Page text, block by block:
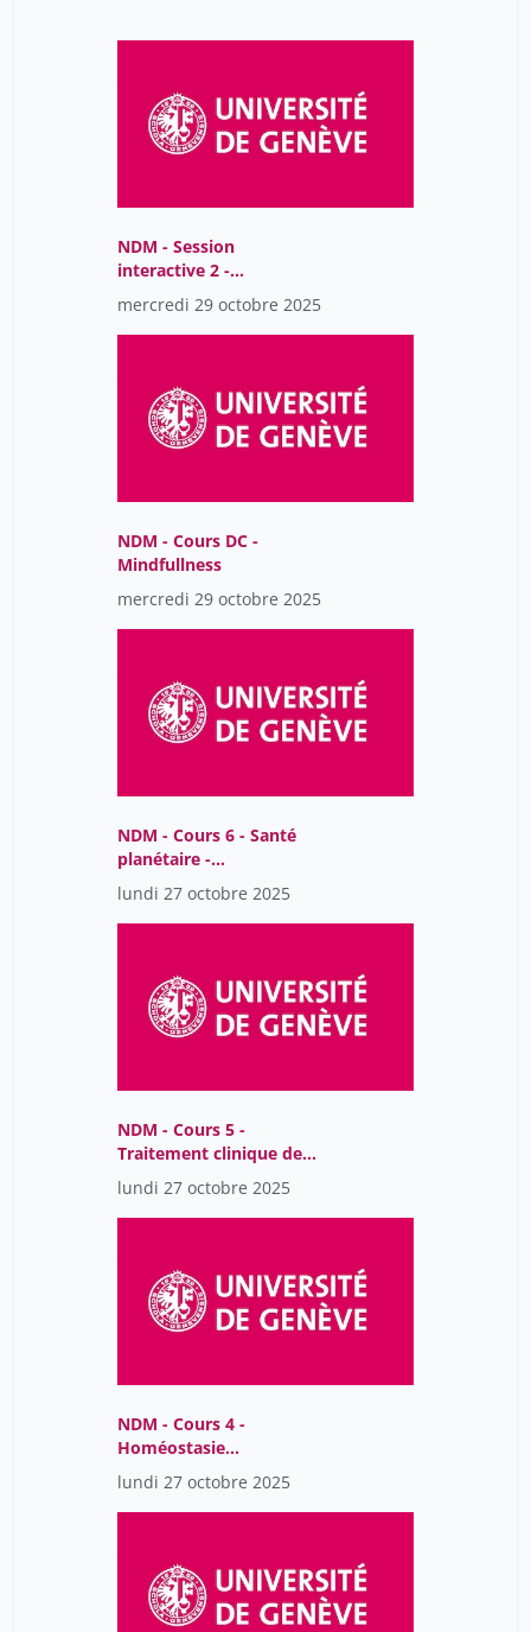
NDM - Session
interactive 2 -
Transplantation
hépatique
mercredi 29 octobre 2025
NDM - Cours DC -
Mindfullness
mercredi 29 octobre 2025
NDM - Cours 6 - Santé
planétaire -
industrialisation de
l'alimentation
lundi 27 octobre 2025
NDM - Cours 5 -
Traitement clinique de
l'obésité
lundi 27 octobre 2025
NDM - Cours 4 -
Homéostasie
métabolique et obésité
lundi 27 octobre 2025